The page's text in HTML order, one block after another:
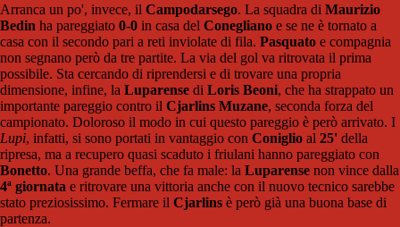
Arranca un po', invece, il Campodarsego. La squadra di Maurizio
Bedin ha pareggiato 0-0 in casa del Conegliano e se ne è tornato a
casa con il secondo pari a reti inviolate di fila. Pasquato e compagnia
non segnano però da tre partite. La via del gol va ritrovata il prima
possibile. Sta cercando di riprendersi e di trovare una propria
dimensione, infine, la Luparense di Loris Beoni, che ha strappato un
importante pareggio contro il Cjarlins Muzane, seconda forza del
campionato. Doloroso il modo in cui questo pareggio è però arrivato. I
Lupi, infatti, si sono portati in vantaggio con Coniglio al 25' della
ripresa, ma a recupero quasi scaduto i friulani hanno pareggiato con
Bonetto. Una grande beffa, che fa male: la Luparense non vince dalla
4ª giornata e ritrovare una vittoria anche con il nuovo tecnico sarebbe
stato preziosissimo. Fermare il Cjarlins è però già una buona base di
partenza.